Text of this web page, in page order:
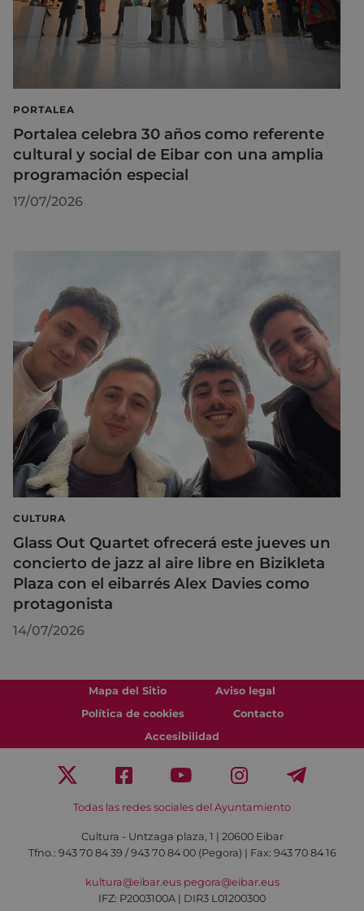
PORTALEA
Portalea celebra 30 años como referente
cultural y social de Eibar con una amplia
programación especial
17/07/2026
CULTURA
Glass Out Quartet ofrecerá este jueves un
concierto de jazz al aire libre en Bizikleta
Plaza con el eibarrés Alex Davies como
protagonista
14/07/2026
Mapa del Sitio
Aviso legal
Política de cookies
Contacto
Accesibilidad
Todas las redes sociales del Ayuntamiento
Cultura - Untzaga plaza, 1 | 20600 Eibar
Tfno.: 943 70 84 39 / 943 70 84 00 (Pegora) | Fax: 943 70 84 16
kultura@eibar.eus pegora@eibar.eus
IFZ: P2003100A | DIR3 L01200300